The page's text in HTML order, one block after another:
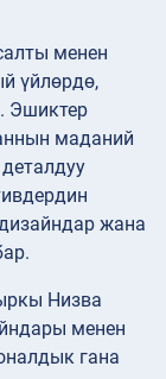
менен
үйлөрдө,
Эшиктер
маданий
жана
Низва
менен
гана